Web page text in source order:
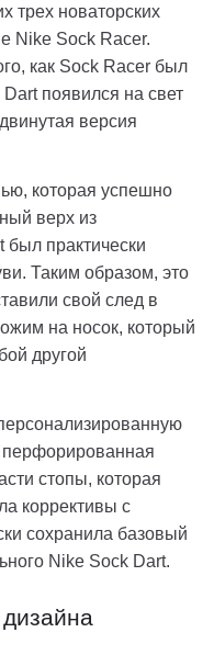
трех новаторских
Nike Sock Racer.
как Sock Racer был
появился на свет
версия
которая успешно
верх из
был практически
Таким образом, это
свой след в
на носок, который
другой
перфорированная
стопы, которая
коррективы с
сохранила базовый
Nike Sock Dart.